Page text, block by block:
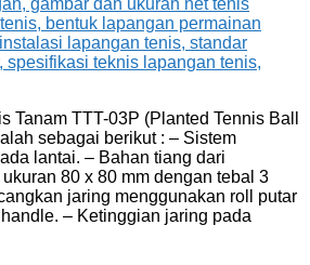
Tanam TTT-03P (Planted Tennis Ball
sebagai berikut : – Sistem
lantai. – Bahan tiang dari
80 x 80 mm dengan tebal 3
jaring menggunakan roll putar
– Ketinggian jaring pada